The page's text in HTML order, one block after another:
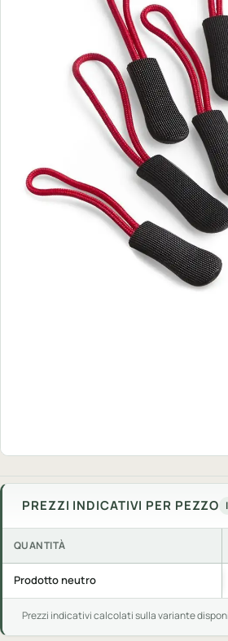
PREZZI INDICATIVI PER PEZZO
Prezzi indicativi per pezzo, IVA
QUANTITÀ
Prodotto neutro
Prezzi indicativi calcolati sulla variante